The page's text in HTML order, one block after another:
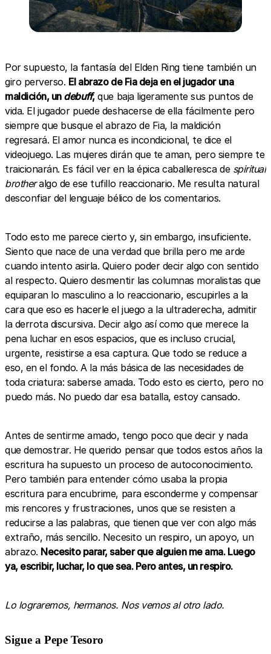
Por supuesto, la fantasía del Elden Ring tiene también un
giro perverso. El abrazo de Fia deja en el jugador una
maldición, un debuff,que baja ligeramente sus puntos de
vida. El jugador puede deshacerse de ella fácilmente pero
siempre que busque el abrazo de Fia, la maldición
regresará. El amor nunca es incondicional, te dice el
videojuego. Las mujeres dirán que te aman, pero siempre te
traicionarán. Es fácil ver en la épica caballeresca de spiritual
brotheralgo de ese tufillo reaccionario. Me resulta natural
desconfiar del lenguaje bélico de los comentarios.
Todo esto me parece cierto y, sin embargo, insuficiente.
Siento que nace de una verdad que brilla pero me arde
cuando intento asirla. Quiero poder decir algo con sentido
al respecto. Quiero desmentir las columnas moralistas que
equiparan lo masculino a lo reaccionario, escupirles a la
cara que eso es hacerle el juego a la ultraderecha, admitir
la derrota discursiva. Decir algo así como que merece la
pena luchar en esos espacios, que es incluso crucial,
urgente, resistirse a esa captura. Que todo se reduce a
eso, en el fondo. A la más básica de las necesidades de
toda criatura: saberse amada. Todo esto es cierto, pero no
puedo más. No puedo dar esa batalla, estoy cansado.
Antes de sentirme amado, tengo poco que decir y nada
que demostrar. He querido pensar que todos estos años la
escritura ha supuesto un proceso de autoconocimiento.
Pero también para entender cómo usaba la propia
escritura para encubrime, para esconderme y compensar
mis rencores y frustraciones, unos que se resisten a
reducirse a las palabras, que tienen que ver con algo más
extraño, más sencillo. Necesito un respiro, un apoyo, un
abrazo. Necesito parar, saber que alguien me ama. Luego
ya, escribir, luchar, lo que sea. Pero antes, un respiro.
Lo lograremos, hermanos. Nos vemos al otro lado.
Sigue a Pepe Tesoro